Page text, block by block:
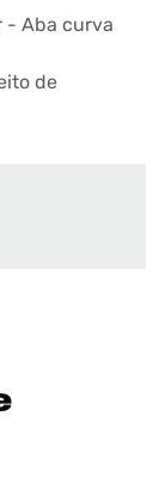
- Aba curva
de